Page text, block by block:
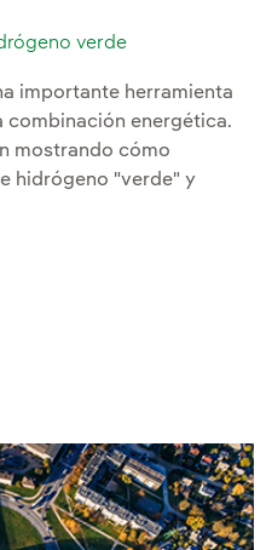
verde
importante herramienta
combinación energética.
mostrando cómo
hidrógeno "verde" y
las bases del hidrógeno
las bases del hidrógeno
las bases del